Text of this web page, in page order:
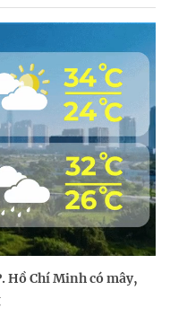
Hồ Chí Minh có mây,